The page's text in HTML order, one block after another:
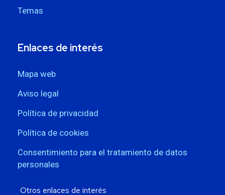
Temas
Enlaces de interés
Mapa web
Aviso legal
Política de privacidad
Política de cookies
Consentimiento para el tratamiento de datos
personales